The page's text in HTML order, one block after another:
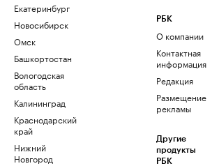
Екатеринбург
Новосибирск
Омск
Башкортостан
Вологодская
область
Калининград
Краснодарский
край
Нижний
Новгород
РБК
О компании
Контактная
информация
Редакция
Размещение
рекламы
Другие
продукты
РБК